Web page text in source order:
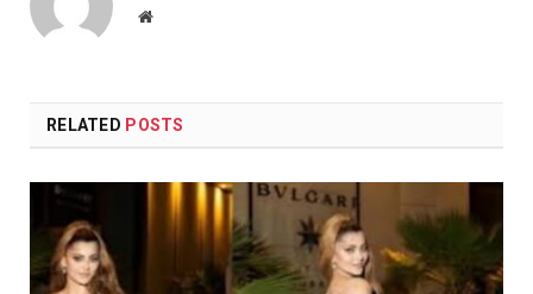
Website
RELATED POSTS